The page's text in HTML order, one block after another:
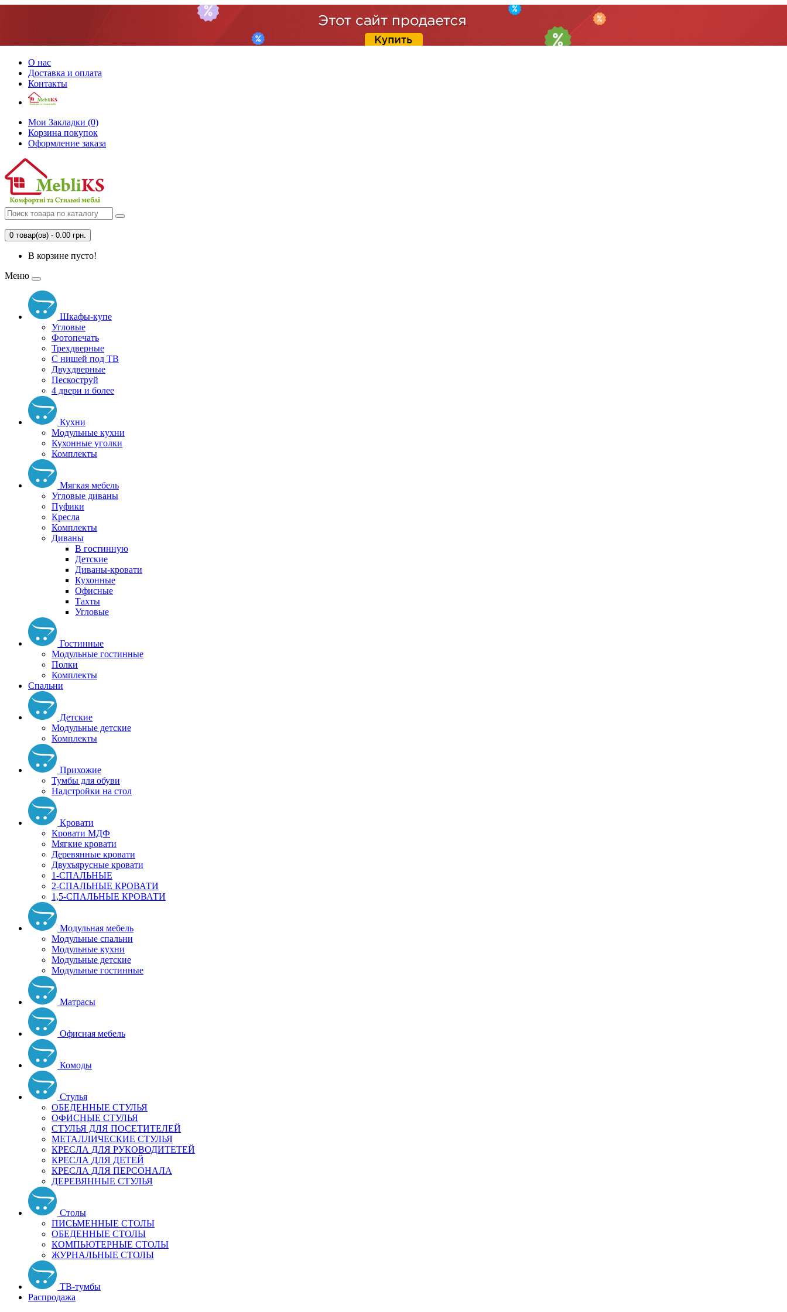
О нас
Доставка и оплата
Контакты
Мои Закладки (0)
Корзина покупок
Оформление заказа
0 товар(ов) - 0.00 грн.
В корзине пусто!
Меню
Шкафы-купе
Угловые
Фотопечать
Трехдверные
С нишей под ТВ
Двухдверные
Пескоструй
4 двери и более
Кухни
Модульные кухни
Кухонные уголки
Комплекты
Мягкая мебель
Угловые диваны
Пуфики
Кресла
Комплекты
Диваны
В гостинную
Детские
Диваны-кровати
Кухонные
Офисные
Тахты
Угловые
Гостинные
Модульные гостинные
Полки
Комплекты
Спальни
Детские
Модульные детские
Комплекты
Прихожие
Тумбы для обуви
Надстройки на стол
Кровати
Кровати МДФ
Мягкие кровати
Деревянные кровати
Двухъярусные кровати
1-СПАЛЬНЫЕ
2-СПАЛЬНЫЕ КРОВАТИ
1,5-СПАЛЬНЫЕ КРОВАТИ
Модульная мебель
Модульные спальни
Модульные кухни
Модульные детские
Модульные гостинные
Матрасы
Офисная мебель
Комоды
Стулья
ОБЕДЕННЫЕ СТУЛЬЯ
ОФИСНЫЕ СТУЛЬЯ
СТУЛЬЯ ДЛЯ ПОСЕТИТЕЛЕЙ
МЕТАЛЛИЧЕСКИЕ СТУЛЬЯ
КРЕСЛА ДЛЯ РУКОВОДИТЕТЕЙ
КРЕСЛА ДЛЯ ДЕТЕЙ
КРЕСЛА ДЛЯ ПЕРСОНАЛА
ДЕРЕВЯННЫЕ СТУЛЬЯ
Столы
ПИСЬМЕННЫЕ СТОЛЫ
ОБЕДЕННЫЕ СТОЛЫ
КОМПЬЮТЕРНЫЕ СТОЛЫ
ЖУРНАЛЬНЫЕ СТОЛЫ
ТВ-тумбы
Распродажа